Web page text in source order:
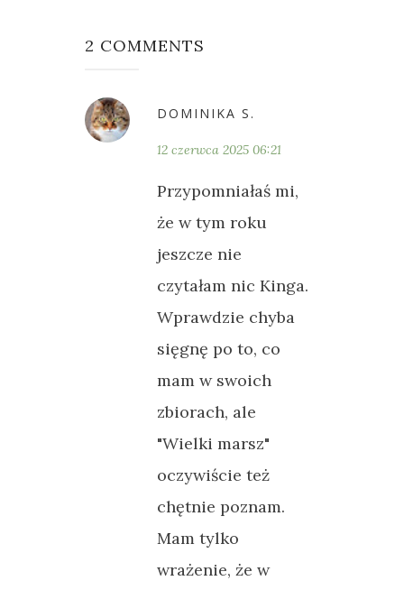
2 COMMENTS
DOMINIKA S.
12 czerwca 2025 06:21
Przypomniałaś mi,
że w tym roku
jeszcze nie
czytałam nic Kinga.
Wprawdzie chyba
sięgnę po to, co
mam w swoich
zbiorach, ale
"Wielki marsz"
oczywiście też
chętnie poznam.
Mam tylko
wrażenie, że w